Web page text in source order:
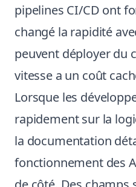
pipelines CI/CD ont
changé la rapidité
peuvent déployer du
vitesse a un coût
Lorsque les
rapidement sur la
la documentation
fonctionnement des